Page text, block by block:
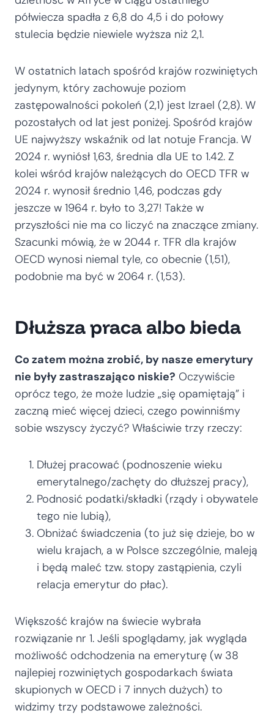
półwiecza spadła z 6,8 do 4,5 i do połowy
stulecia będzie niewiele wyższa niż 2,1.
W ostatnich latach spośród krajów rozwiniętych
jedynym, który zachowuje poziom
zastępowalności pokoleń (2,1) jest Izrael (2,8). W
pozostałych od lat jest poniżej. Spośród krajów
UE najwyższy wskaźnik od lat notuje Francja. W
2024 r. wyniósł 1,63, średnia dla UE to 1.42. Z
kolei wśród krajów należących do OECD TFR w
2024 r. wynosił średnio 1,46, podczas gdy
jeszcze w 1964 r. było to 3,27! Także w
przyszłości nie ma co liczyć na znaczące zmiany.
Szacunki mówią, że w 2044 r. TFR dla krajów
OECD wynosi niemal tyle, co obecnie (1,51),
podobnie ma być w 2064 r. (1,53).
Dłuższa praca albo bieda
Co zatem można zrobić, by nasze emerytury
nie były zastraszająco niskie? Oczywiście
oprócz tego, że może ludzie „się opamiętają” i
zaczną mieć więcej dzieci, czego powinniśmy
sobie wszyscy życzyć? Właściwie trzy rzeczy:
Dłużej pracować (podnoszenie wieku
emerytalnego/zachęty do dłuższej pracy),
Podnosić podatki/składki (rządy i obywatele
tego nie lubią),
Obniżać świadczenia (to już się dzieje, bo w
wielu krajach, a w Polsce szczególnie, maleją
i będą maleć tzw. stopy zastąpienia, czyli
relacja emerytur do płac).
Większość krajów na świecie wybrała
rozwiązanie nr 1. Jeśli spoglądamy, jak wygląda
możliwość odchodzenia na emeryturę (w 38
najlepiej rozwiniętych gospodarkach świata
skupionych w OECD i 7 innych dużych) to
widzimy trzy podstawowe zależności.